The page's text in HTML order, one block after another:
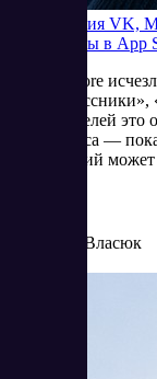
Приложения VK,
недоступны в App
Из App Store
пользователей
Для бизнеса —
приложений может
Елена Власюк